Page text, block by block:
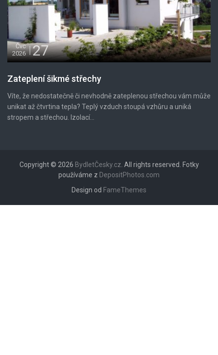
Čvc
2026
27
Zateplení šikmé střechy
Víte, že nedostatečně či nevhodně zateplenou střechou vám může
unikat až čtvrtina tepla? Teplý vzduch stoupá vzhůru a uniká
stropem a střechou. Izolací...
Copyright © 2026 BydletČesky.cz. All rights reserved. Fotky
používáme z DepositPhotos.com
Design od FameThemes